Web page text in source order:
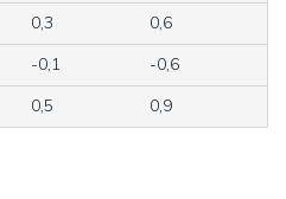
0,3
0,6
-0,1
-0,6
0,5 0,9